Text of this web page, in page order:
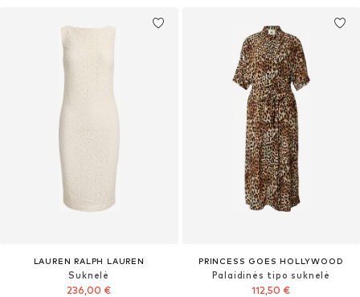
LAUREN RALPH LAUREN
Suknelė
236,00 €
PRINCESS GOES HOLLYWOOD
Palaidinės tipo suknelė
112,50 €